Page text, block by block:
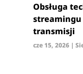
Obsługa
transmisji
cze 15, 2026|